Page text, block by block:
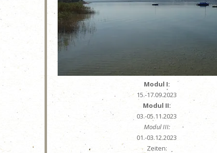
Modul I:
15.-17.09.2023
Modul II:
03.-05.11.2023
Modul III:
01.-03.12.2023
Zeiten: